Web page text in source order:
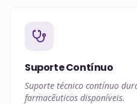
Suporte Contínuo
Suporte técnico contínuo
farmacêuticos disponíveis.